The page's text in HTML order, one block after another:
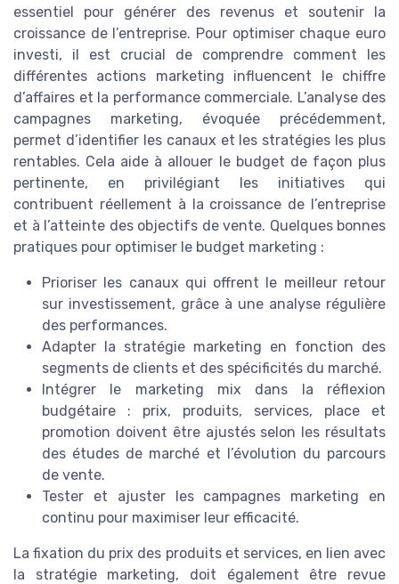
essentiel pour générer des revenus et soutenir la
croissance de l’entreprise. Pour optimiser chaque euro
investi, il est crucial de comprendre comment les
différentes actions marketing influencent le chiffre
d’affaires et la performance commerciale. L’analyse des
campagnes marketing, évoquée précédemment,
permet d’identifier les canaux et les stratégies les plus
rentables. Cela aide à allouer le budget de façon plus
pertinente, en privilégiant les initiatives qui
contribuent réellement à la croissance de l’entreprise
et à l’atteinte des objectifs de vente. Quelques bonnes
pratiques pour optimiser le budget marketing :
Prioriser les canaux qui offrent le meilleur retour
sur investissement, grâce à une analyse régulière
des performances.
Adapter la stratégie marketing en fonction des
segments de clients et des spécificités du marché.
Intégrer le marketing mix dans la réflexion
budgétaire : prix, produits, services, place et
promotion doivent être ajustés selon les résultats
des études de marché et l’évolution du parcours
de vente.
Tester et ajuster les campagnes marketing en
continu pour maximiser leur efficacité.
La fixation du prix des produits et services, en lien avec
la stratégie marketing, doit également être revue